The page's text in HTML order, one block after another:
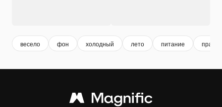
весело фон холодный лето питание